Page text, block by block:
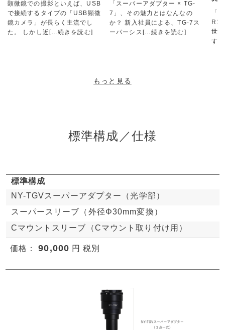
顕微鏡での撮影といえば、USB
で接続するタイプの「USB顕微
鏡カメラ」が長らく主流でし
た。 しかし近 […続きを読む]
「スーパーアダプター × TG-
7」、その魅力とはなんなの
か？ 新入社員による、TG-7ス
ーパーシス […続きを読む]
「
世
す
もっと見る
標準構成／仕様
標準構成
NY-TGVスーパーアダプター（光学部）
スーパースリーブ（外径Φ30mm変換）
Cマウントスリーブ（Cマウント取り付け用）
価格： 90,000 円 税別